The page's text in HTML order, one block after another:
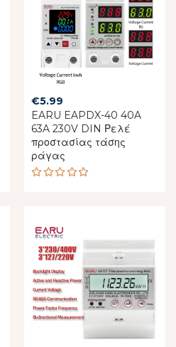
€5.99
EARU EAPDX-40 40A
63A 230V DIN Ρελέ
προστασίας τάσης
ράγας